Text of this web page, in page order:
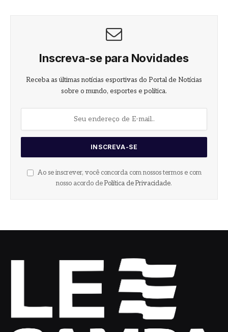
Inscreva-se para Novidades
Receba as últimas notícias esportivas do Portal de Notícias
sobre o mundo, esportes e política.
Ao se inscrever, você concorda com nossos termos e com
nosso acordo de Política de Privacidade.